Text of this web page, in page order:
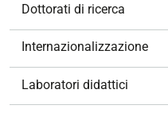
Dottorati di ricerca
Internazionalizzazione
Laboratori didattici